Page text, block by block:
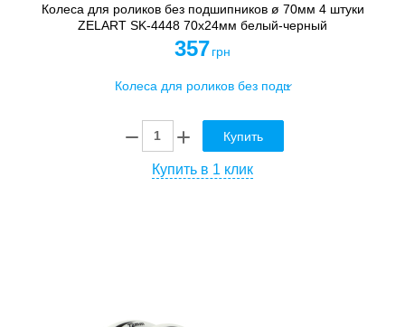
Колеса для роликов без подшипников ø 70мм 4 штуки
ZELART SK-4448 70х24мм белый-черный
357 грн
Купить
Купить в 1 клик